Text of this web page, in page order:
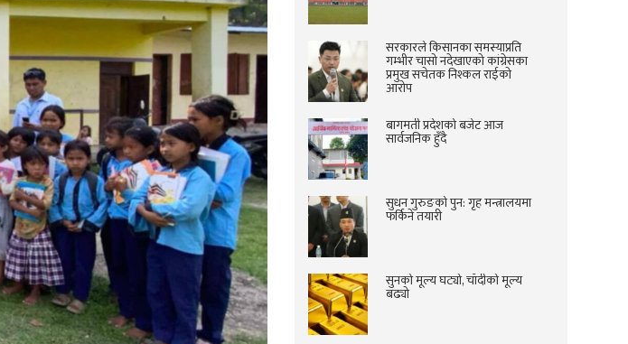
सरकारले किसानका समस्याप्रति
गम्भीर चासो नदेखाएको कांग्रेसका
प्रमुख सचेतक निश्कल राईको
आरोप
बागमती प्रदेशको बजेट आज
सार्वजनिक हुँदै
सुधन गुरुङको पुन: गृह मन्त्रालयमा
फर्किने तयारी
सुनको मूल्य घट्यो, चाँदीको मूल्य
बढ्यो